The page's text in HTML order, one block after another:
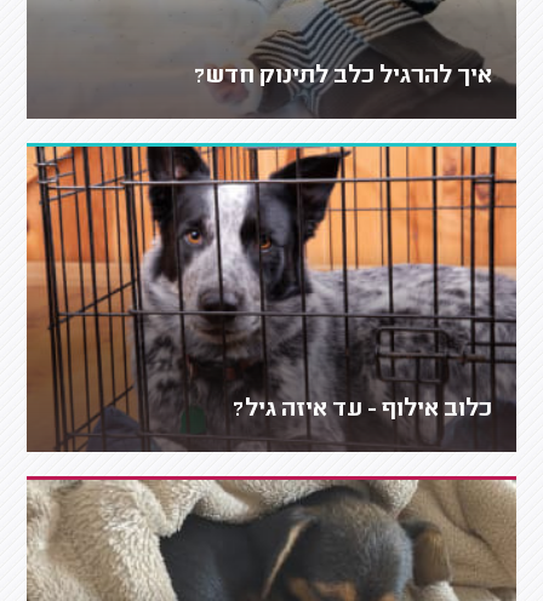
איך להרגיל כלב לתינוק חדש?
כלוב אילוף - עד איזה גיל?